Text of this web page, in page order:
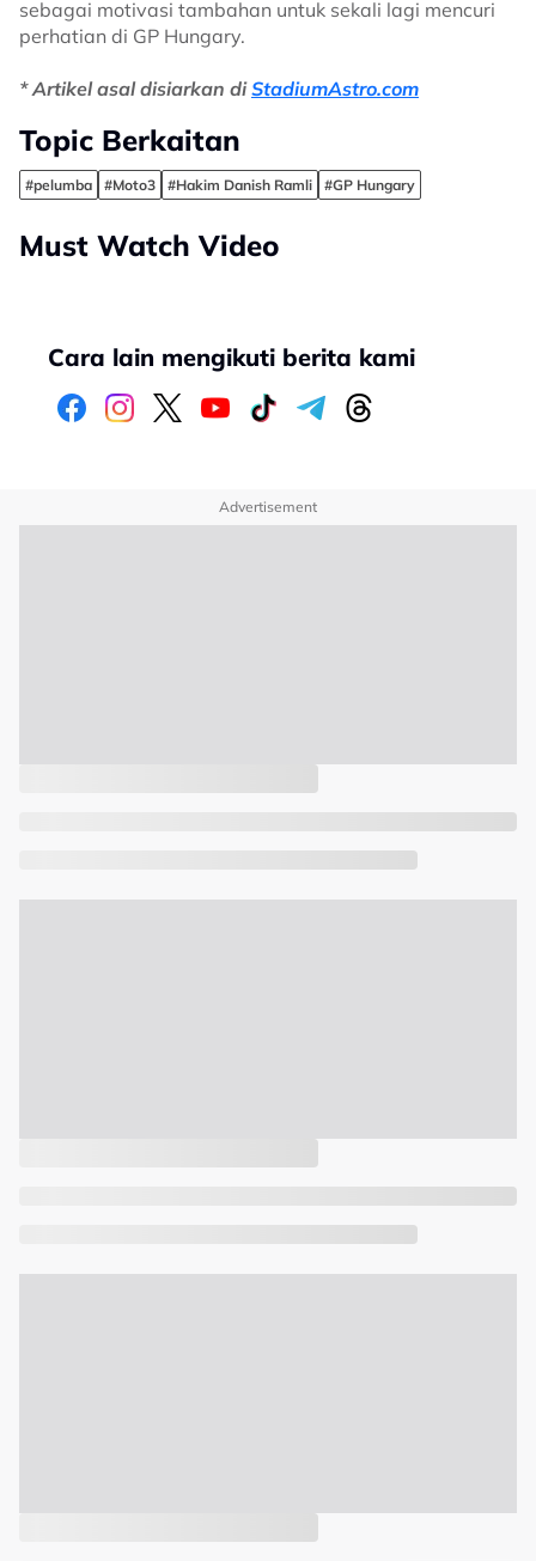
sebagai motivasi tambahan untuk sekali lagi mencuri
perhatian di GP Hungary.
* Artikel asal disiarkan diStadiumAstro.com
Topic Berkaitan
#pelumba #Moto3 #Hakim Danish Ramli #GP Hungary
Must Watch Video
Cara lain mengikuti berita kami
Advertisement